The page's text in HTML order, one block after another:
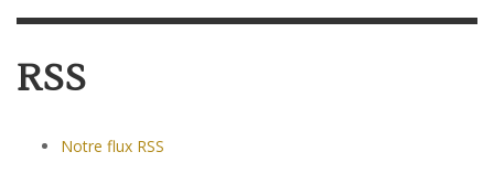
RSS
Notre flux RSS